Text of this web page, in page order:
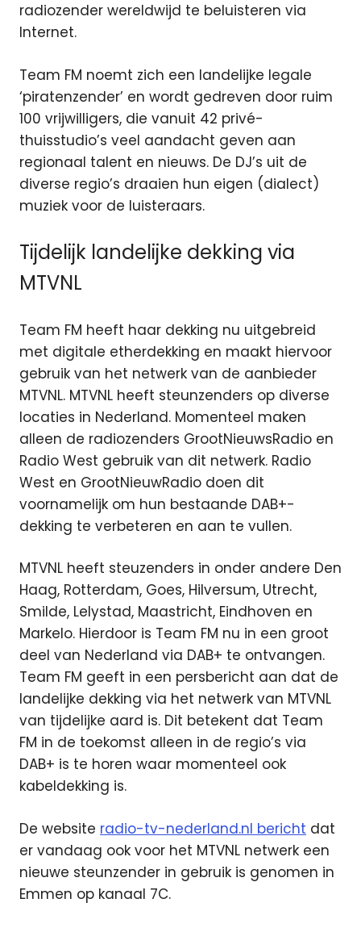
radiozender wereldwijd te beluisteren via
Internet.
Team FM noemt zich een landelijke legale
‘piratenzender’ en wordt gedreven door ruim
100 vrijwilligers, die vanuit 42 privé-
thuisstudio’s veel aandacht geven aan
regionaal talent en nieuws. De DJ’s uit de
diverse regio’s draaien hun eigen (dialect)
muziek voor de luisteraars.
Tijdelijk landelijke dekking via
MTVNL
Team FM heeft haar dekking nu uitgebreid
met digitale etherdekking en maakt hiervoor
gebruik van het netwerk van de aanbieder
MTVNL. MTVNL heeft steunzenders op diverse
locaties in Nederland. Momenteel maken
alleen de radiozenders GrootNieuwsRadio en
Radio West gebruik van dit netwerk. Radio
West en GrootNieuwRadio doen dit
voornamelijk om hun bestaande DAB+-
dekking te verbeteren en aan te vullen.
MTVNL heeft steuzenders in onder andere Den
Haag, Rotterdam, Goes, Hilversum, Utrecht,
Smilde, Lelystad, Maastricht, Eindhoven en
Markelo. Hierdoor is Team FM nu in een groot
deel van Nederland via DAB+ te ontvangen.
Team FM geeft in een persbericht aan dat de
landelijke dekking via het netwerk van MTVNL
van tijdelijke aard is. Dit betekent dat Team
FM in de toekomst alleen in de regio’s via
DAB+ is te horen waar momenteel ook
kabeldekking is.
De website radio-tv-nederland.nl bericht dat
er vandaag ook voor het MTVNL netwerk een
nieuwe steunzender in gebruik is genomen in
Emmen op kanaal 7C.